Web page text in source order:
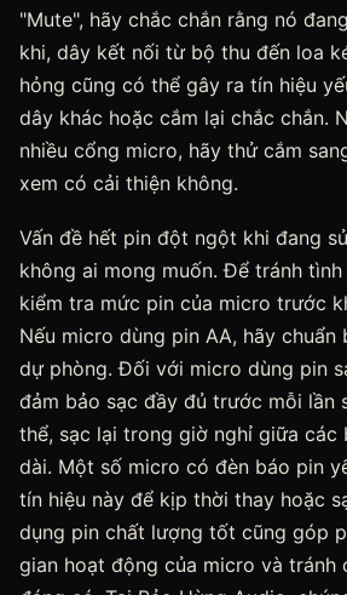
"Mute", hãy chắc chắn rằng nó
khi, dây kết nối từ bộ thu đến loa
hỏng cũng có thể gây ra tín hiệu
dây khác hoặc cắm lại chắc chắn.
nhiều cổng micro, hãy thử cắm
xem có cải thiện không.
Vấn đề hết pin đột ngột khi đang
không ai mong muốn. Để tránh
kiểm tra mức pin của micro trước
Nếu micro dùng pin AA, hãy
dự phòng. Đối với micro dùng pin
đảm bảo sạc đầy đủ trước mỗi lần
thể, sạc lại trong giờ nghỉ giữa các
dài. Một số micro có đèn báo pin
tín hiệu này để kịp thời thay hoặc
dụng pin chất lượng tốt cũng góp
gian hoạt động của micro và tránh